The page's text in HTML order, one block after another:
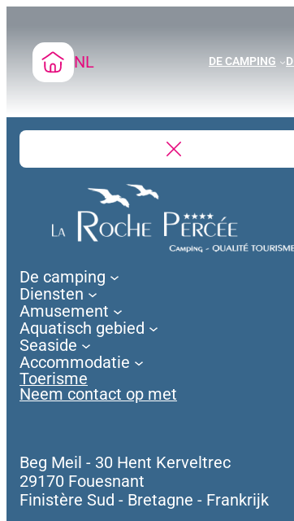
content
NL DE CAMPING
De camping
Diensten
Amusement
Aquatisch gebied
Seaside
Accommodatie
Toerisme
Neem contact op met
Beg Meil - 30 Hent Kerveltrec
29170 Fouesnant
Finistère Sud - Bretagne - Frankrijk